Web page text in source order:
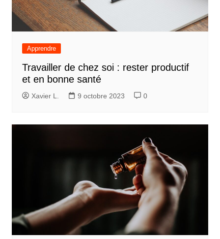
Apprendre
Travailler de chez soi : rester productif
et en bonne santé
Xavier L. 9 octobre 2023 0